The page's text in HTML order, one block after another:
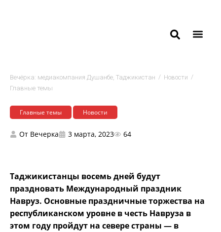
Вечёрка: медиакомпания Душанбе, Таджикистан / Новости /
Главные темы
Главные темы Новости
От Вечерка 3 марта, 2023 64
Таджикистанцы восемь дней будут
праздновать Международный праздник
Навруз. Основные праздничные торжества на
республиканском уровне в честь Навруза в
этом году пройдут на севере страны — в